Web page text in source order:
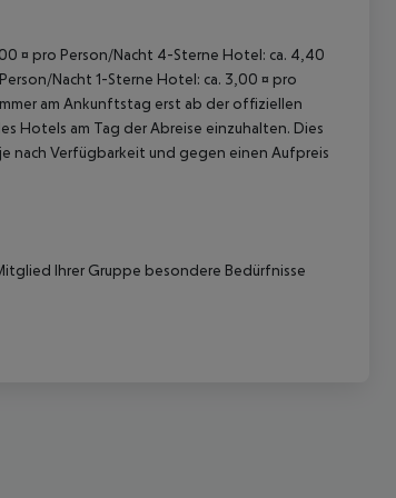
¤ pro Person/Nacht 4-Sterne Hotel: ca. 4,40
Nacht 1-Sterne Hotel: ca. 3,00 ¤ pro
am Ankunftstag erst ab der offiziellen
Hotels am Tag der Abreise einzuhalten. Dies
nach Verfügbarkeit und gegen einen Aufpreis
Ihrer Gruppe besondere Bedürfnisse